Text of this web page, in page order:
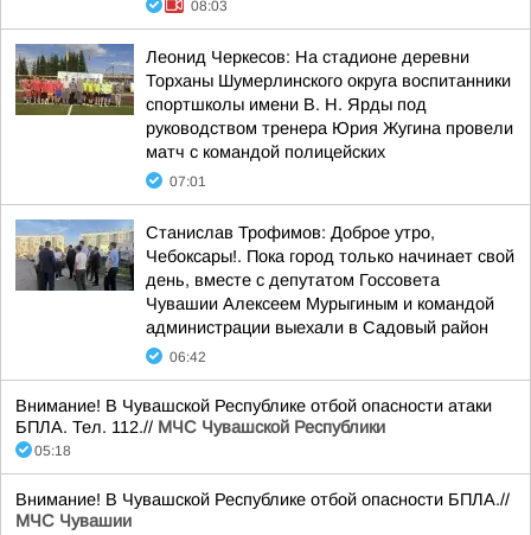
08:03
Леонид Черкесов: На стадионе деревни
Торханы Шумерлинского округа воспитанники
спортшколы имени В. Н. Ярды под
руководством тренера Юрия Жугина провели
матч с командой полицейских
07:01
Станислав Трофимов: Доброе утро,
Чебоксары!. Пока город только начинает свой
день, вместе с депутатом Госсовета
Чувашии Алексеем Мурыгиным и командой
администрации выехали в Садовый район
06:42
Внимание! В Чувашской Республике отбой опасности атаки
БПЛА. Тел. 112.// МЧС Чувашской Республики
05:18
Внимание! В Чувашской Республике отбой опасности БПЛА.//
МЧС Чувашии